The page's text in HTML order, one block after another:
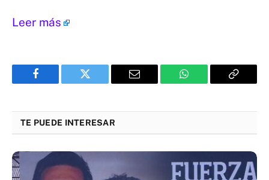
Leer más
Facebook Twitter Email WhatsApp Copy
TE PUEDE INTERESAR